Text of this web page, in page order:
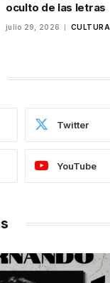
oculto de las letras
julio 29, 2026 CULTURA
Twitter
YouTube